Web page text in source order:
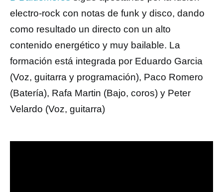
electro-rock con notas de funk y disco, dando
como resultado un directo con un alto
contenido energético y muy bailable. La
formación está integrada por Eduardo Garcia
(Voz, guitarra y programación), Paco Romero
(Batería), Rafa Martin (Bajo, coros) y Peter
Velardo (Voz, guitarra)